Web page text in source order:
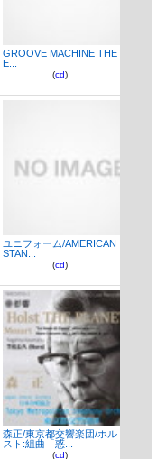
GROOVE MACHINE THE
E...
(cd)
ユニフォーム/AMERICAN
STAN...
(cd)
森正/東京都交響楽団/ホル
スト:組曲「惑...
(cd)